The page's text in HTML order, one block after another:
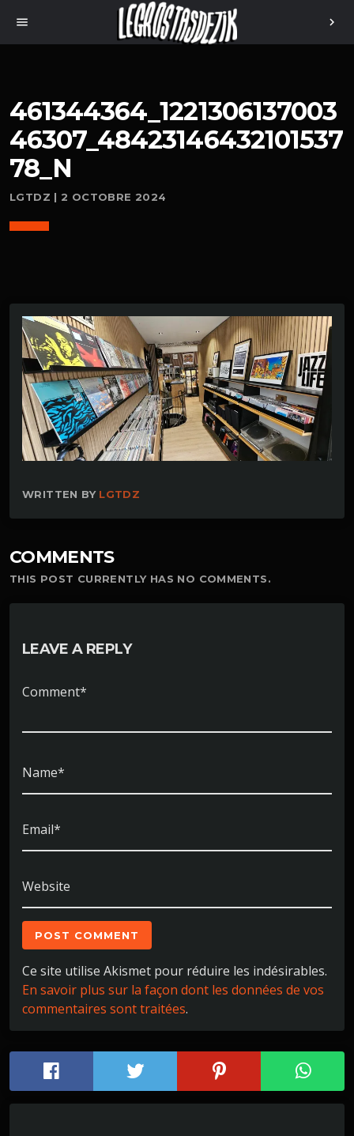
menu chevron_right
461344364_1221306137003
46307_48423146432101537
78_N
LGTDZ | 2 OCTOBRE 2024
WRITTEN BY LGTDZ
COMMENTS
THIS POST CURRENTLY HAS NO COMMENTS.
LEAVE A REPLY
Comment*
Name*
Email*
Website
Ce site utilise Akismet pour réduire les indésirables.
En savoir plus sur la façon dont les données de vos
commentaires sont traitées.